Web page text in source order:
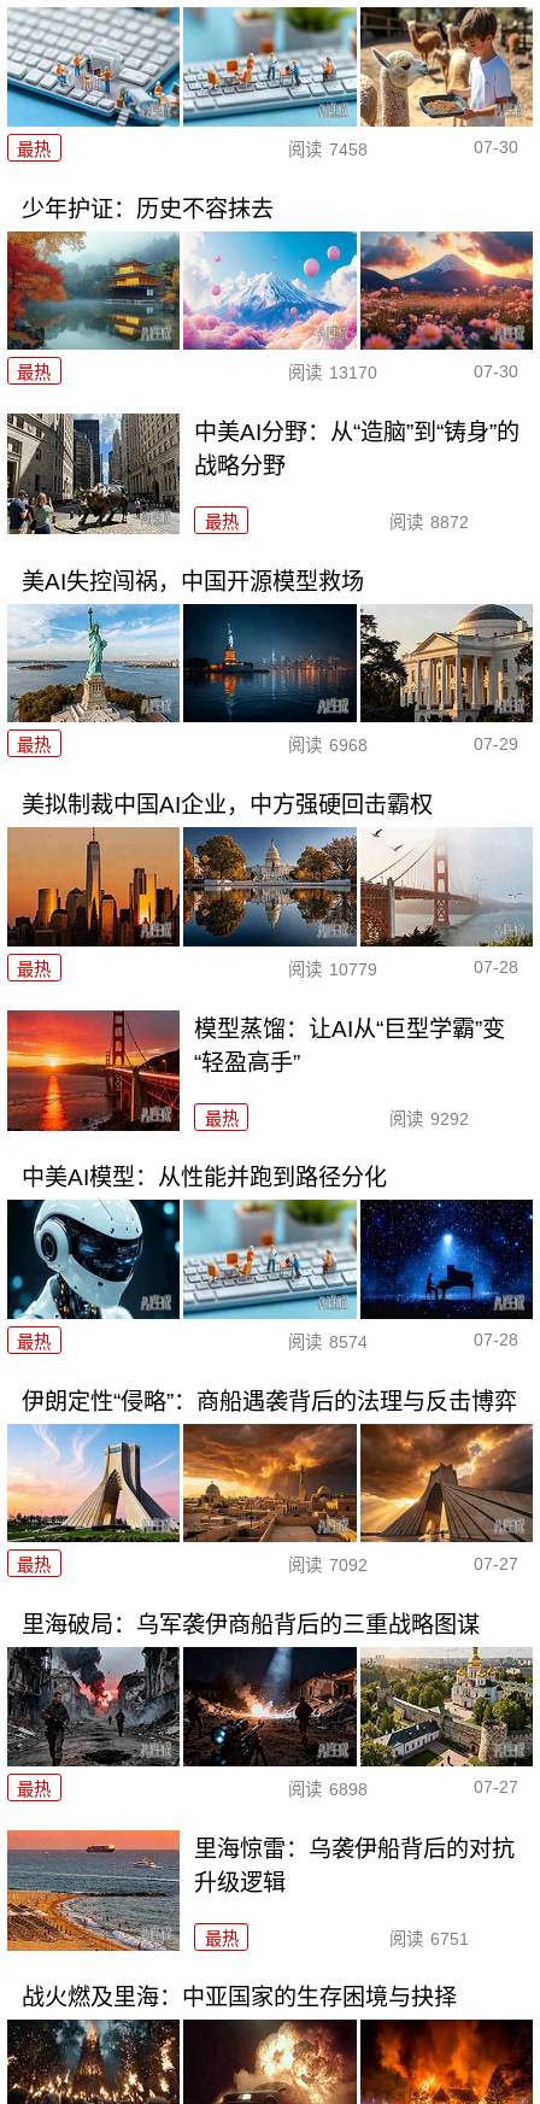
最热 阅读 7458 07-30
少年护证：历史不容抹去
最热 阅读 13170 07-30
中美AI分野：从“造脑”到“铸身”的
战略分野
最热 阅读 8872
美AI失控闯祸，中国开源模型救场
最热 阅读 6968 07-29
美拟制裁中国AI企业，中方强硬回击霸权
最热 阅读 10779 07-28
模型蒸馏：让AI从“巨型学霸”变
“轻盈高手”
最热 阅读 9292
中美AI模型：从性能并跑到路径分化
最热 阅读 8574 07-28
伊朗定性“侵略”：商船遇袭背后的法理与反击博弈
最热 阅读 7092 07-27
里海破局：乌军袭伊商船背后的三重战略图谋
最热 阅读 6898 07-27
里海惊雷：乌袭伊船背后的对抗
升级逻辑
最热 阅读 6751
战火燃及里海：中亚国家的生存困境与抉择